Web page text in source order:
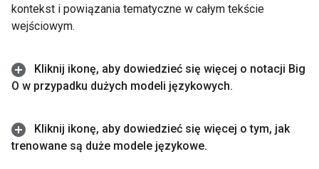
kontekst i powiązania tematyczne w całym tekście
wejściowym.
Kliknij ikonę, aby dowiedzieć się więcej o notacji Big
O w przypadku dużych modeli językowych.
Kliknij ikonę, aby dowiedzieć się więcej o tym, jak
trenowane są duże modele językowe.